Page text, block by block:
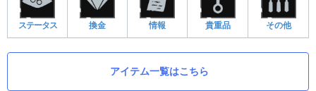
ステータス 換金 情報 貴重品 その他
アイテム一覧はこちら